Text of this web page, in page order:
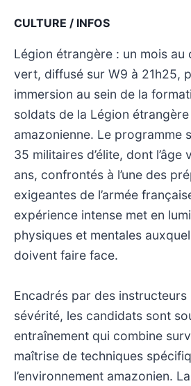
CULTURE / INFOS
Légion étrangère : un mois au
vert, diffusé sur W9 à 21h25,
immersion au sein de la
soldats de la Légion
amazonienne. Le programme
35 militaires d’élite, dont l’âge
ans, confrontés à l’une des
exigeantes de l’armée
expérience intense met en
physiques et mentales
doivent faire face.
Encadrés par des
sévérité, les candidats sont
entraînement qui combine
maîtrise de techniques
l’environnement amazonien.